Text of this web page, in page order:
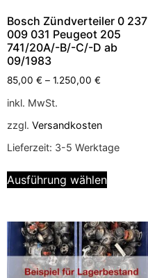
Bosch Zündverteiler 0 237
009 031 Peugeot 205
741/20A/-B/-C/-D ab
09/1983
85,00 € – 1.250,00 €
inkl. MwSt.
zzgl. Versandkosten
Lieferzeit: 3-5 Werktage
Ausführung wählen